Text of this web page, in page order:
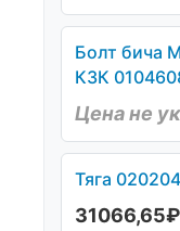
Болт бича
КЗК
Цена не
Тяга
31066,65₽